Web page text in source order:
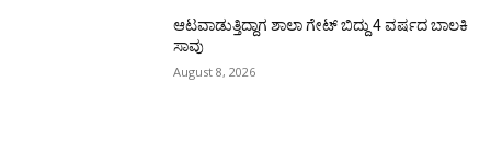
ಆಟವಾಡುತ್ತಿದ್ದಾಗ ಶಾಲಾ ಗೇಟ್‌ ಬಿದ್ದು 4 ವರ್ಷದ ಬಾಲಕಿ
ಸಾವು
August 8, 2026